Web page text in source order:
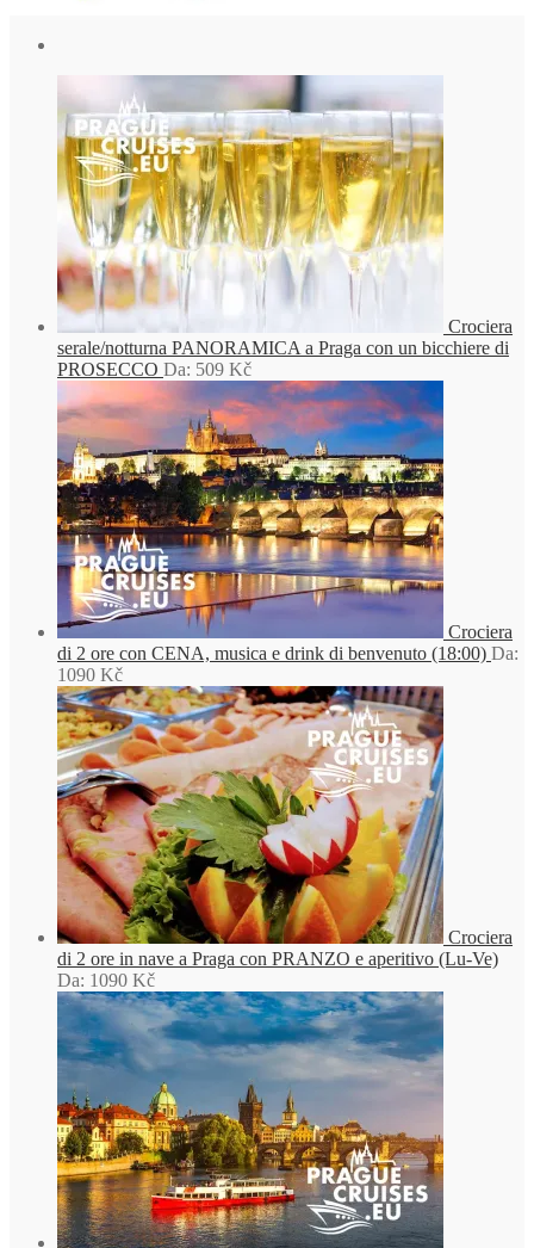
Crociera
serale/notturna PANORAMICA a Praga con un bicchiere di
PROSECCO Da: 509 Kč
Crociera
di 2 ore con CENA, musica e drink di benvenuto (18:00) Da:
1090 Kč
Crociera
di 2 ore in nave a Praga con PRANZO e aperitivo (Lu-Ve)
Da: 1090 Kč